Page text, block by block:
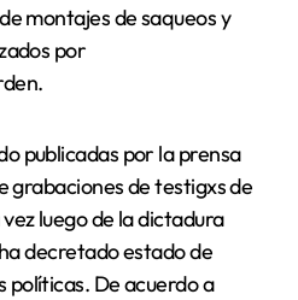
montajes de saqueos y
por
publicadas por la prensa
grabaciones de testigxs de
luego de la dictadura
decretado estado de
De acuerdo a